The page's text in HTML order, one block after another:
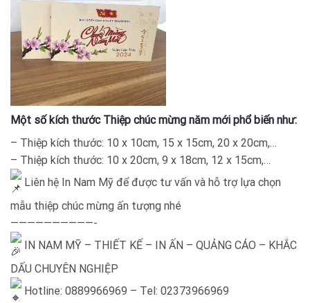
Một số kích thước Thiệp chúc mừng năm mới phổ biến như:
– Thiệp kích thước: 10 x 10cm, 15 x 15cm, 20 x 20cm,…
– Thiệp kích thước: 10 x 20cm, 9 x 18cm, 12 x 15cm,…
Liên hệ In Nam Mỹ để được tư vấn và hỗ trợ lựa chọn
mẫu thiệp chúc mừng ấn tượng nhé
——————————-
IN NAM MỸ – THIẾT KẾ – IN ẤN – QUẢNG CÁO – KHẮC
DẤU CHUYÊN NGHIỆP
Hotline: 0889966969 – Tel: 02373966969